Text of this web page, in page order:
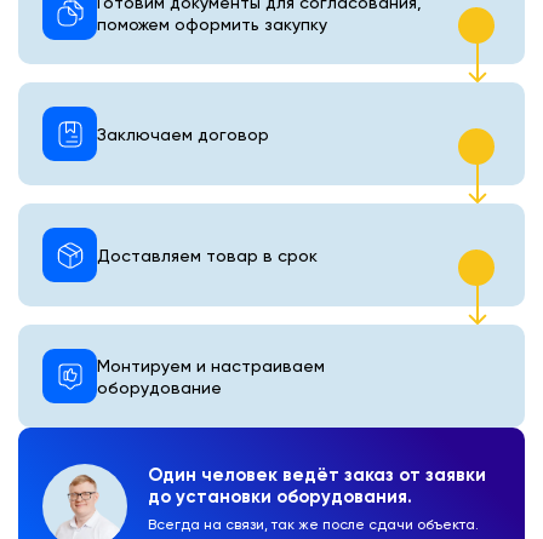
Один человек ведёт заказ от заявки
до установки оборудования.
Всегда на связи, так же после сдачи объекта.
поможем оформить закупку
Монтируем и настраиваем
оборудование
Доставляем товар в срок
Заключаем договор